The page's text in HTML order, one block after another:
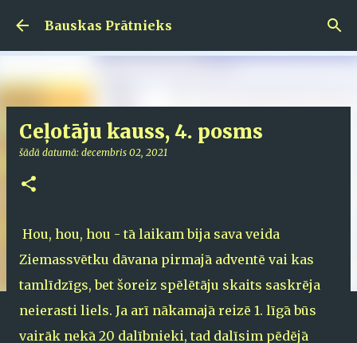
Pāriet uz galveno saturu
Bauskas Prātnieks
Ceļotāju kauss, 4. posms
šādā datumā: decembris 02, 2021
Hou, hou, hou - tā laikam bija sava veida
Ziemassvētku dāvana pirmajā adventē vai kas
tamlīdzīgs, bet šoreiz spēlētāju skaits saskrēja
neierasti liels. Ja arī nākamajā reizē 1. līgā būs
vairāk nekā 20 dalībnieki, tad dalīsim pēdējā